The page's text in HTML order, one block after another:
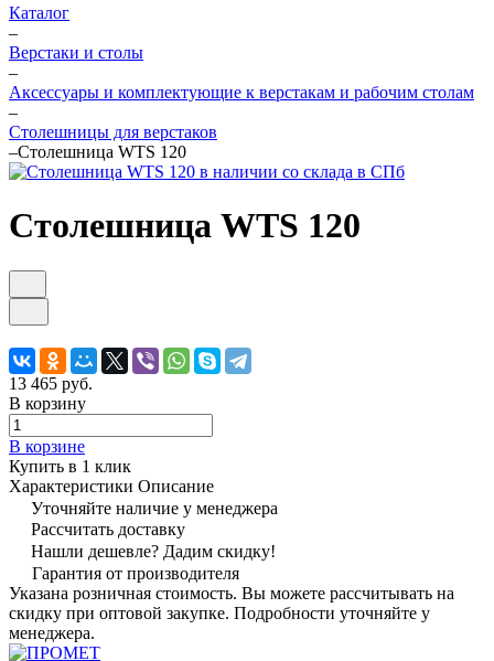
Каталог
–
Верстаки и столы
–
Аксессуары и комплектующие к верстакам и рабочим столам
–
Столешницы для верстаков
–Столешница WTS 120
Столешница WTS 120
13 465 руб.
В корзину
В корзине
Купить в 1 клик
Характеристики Описание
Уточняйте наличие у менеджера
Рассчитать доставку
Нашли дешевле? Дадим скидку!
Гарантия от производителя
Указана розничная стоимость. Вы можете рассчитывать на
скидку при оптовой закупке. Подробности уточняйте у
менеджера.